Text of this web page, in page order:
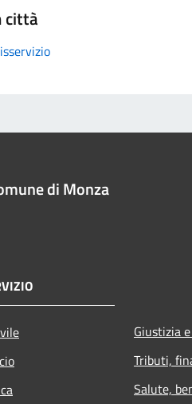
città
di Monza
Giustizia
Tributi,
Salute,